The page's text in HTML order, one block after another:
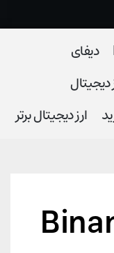
دیفای
دیجیتال
ارز دیجیتال برتر